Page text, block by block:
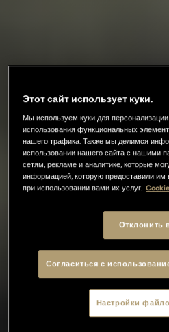
Этот сайт использует куки.
Мы используем куки для
использования функциональных
нашего трафика. Также мы делимся
использовании нашего сайта с нашими
сетям, рекламе и аналитике, которые
информацией, которую предоставили им
при использовании вами их услуг.
Отклонить
Согласиться с
Настройки